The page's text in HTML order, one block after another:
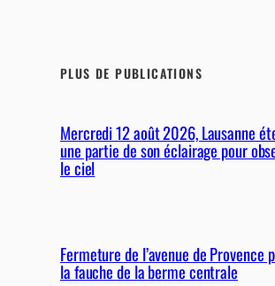
PLUS DE PUBLICATIONS
Mercredi 12 août 2026, Lausanne
une partie de son éclairage pour
le ciel
Fermeture de l’avenue de Provence
la fauche de la berme centrale